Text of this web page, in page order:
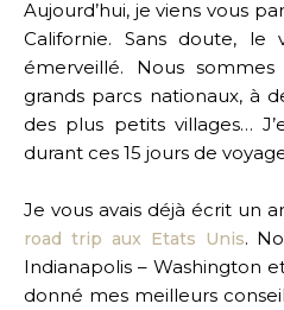
Aujourd’hui, je viens vous
Californie. Sans doute, le
émerveillé. Nous
grands parcs nationaux, à
des plus petits villages…
durant ces 15 jours de
Je vous avais déjà écrit un
road trip aux Etats Unis.
Indianapolis – Washington
donné mes meilleurs